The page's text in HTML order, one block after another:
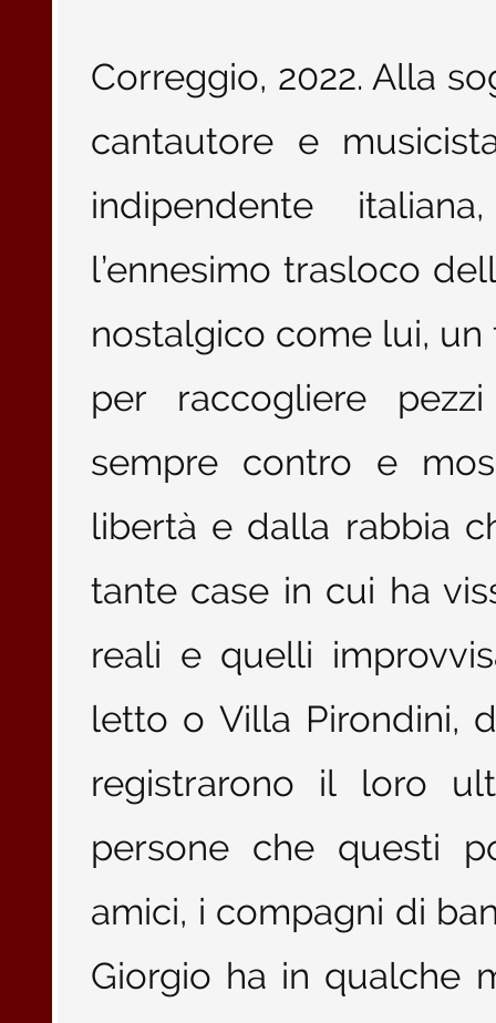
Correggio, 2022. Alla
cantautore e
indipendente
l’ennesimo trasloco
nostalgico come lui, un
per raccogliere
sempre contro e
libertà e dalla rabbia
tante case in cui ha
reali e quelli
letto o Villa Pirondini,
registrarono il loro
persone che questi
amici, i compagni di
Giorgio ha in qualche